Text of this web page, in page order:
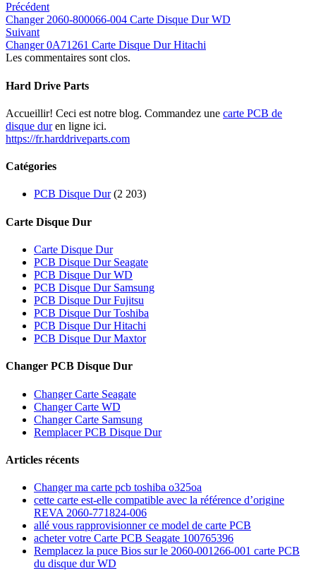
Précédent
Changer 2060-800066-004 Carte Disque Dur WD
Suivant
Changer 0A71261 Carte Disque Dur Hitachi
Les commentaires sont clos.
Hard Drive Parts
Accueillir! Ceci est notre blog. Commandez une carte PCB de
disque duren ligne ici.
https://fr.harddriveparts.com
Catégories
PCB Disque Dur(2 203)
Carte Disque Dur
Carte Disque Dur
PCB Disque Dur Seagate
PCB Disque Dur WD
PCB Disque Dur Samsung
PCB Disque Dur Fujitsu
PCB Disque Dur Toshiba
PCB Disque Dur Hitachi
PCB Disque Dur Maxtor
Changer PCB Disque Dur
Changer Carte Seagate
Changer Carte WD
Changer Carte Samsung
Remplacer PCB Disque Dur
Articles récents
Changer ma carte pcb toshiba o325oa
cette carte est-elle compatible avec la référence d’origine
REVA 2060-771824-006
allé vous rapprovisionner ce model de carte PCB
acheter votre Carte PCB Seagate 100765396
Remplacez la puce Bios sur le 2060-001266-001 carte PCB
du disque dur WD